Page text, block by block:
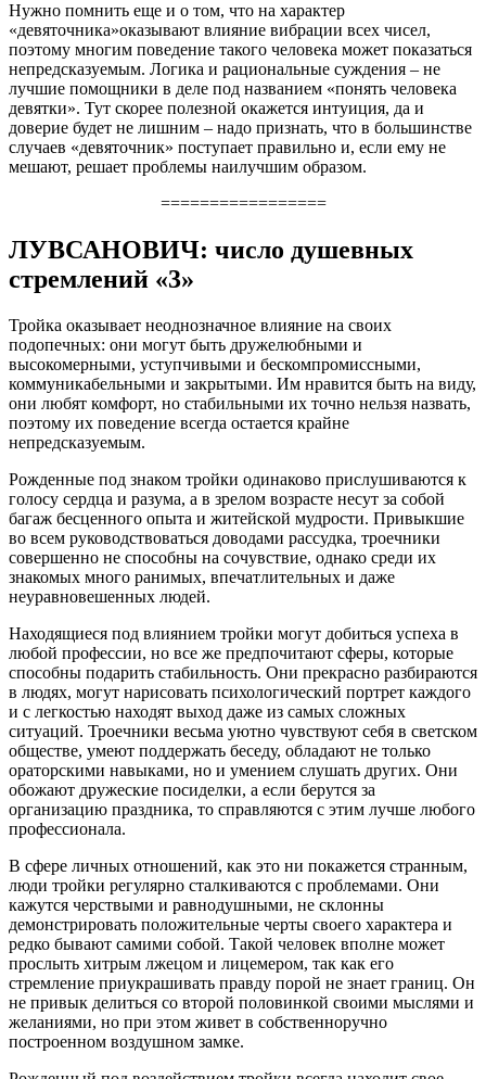
Нужно помнить еще и о том, что на характер
«девяточника»оказывают влияние вибрации всех чисел,
поэтому многим поведение такого человека может показаться
непредсказуемым. Логика и рациональные суждения – не
лучшие помощники в деле под названием «понять человека
девятки». Тут скорее полезной окажется интуиция, да и
доверие будет не лишним – надо признать, что в большинстве
случаев «девяточник» поступает правильно и, если ему не
мешают, решает проблемы наилучшим образом.
=================
ЛУВСАНОВИЧ: число душевных
стремлений «3»
Тройка оказывает неоднозначное влияние на своих
подопечных: они могут быть дружелюбными и
высокомерными, уступчивыми и бескомпромиссными,
коммуникабельными и закрытыми. Им нравится быть на виду,
они любят комфорт, но стабильными их точно нельзя назвать,
поэтому их поведение всегда остается крайне
непредсказуемым.
Рожденные под знаком тройки одинаково прислушиваются к
голосу сердца и разума, а в зрелом возрасте несут за собой
багаж бесценного опыта и житейской мудрости. Привыкшие
во всем руководствоваться доводами рассудка, троечники
совершенно не способны на сочувствие, однако среди их
знакомых много ранимых, впечатлительных и даже
неуравновешенных людей.
Находящиеся под влиянием тройки могут добиться успеха в
любой профессии, но все же предпочитают сферы, которые
способны подарить стабильность. Они прекрасно разбираются
в людях, могут нарисовать психологический портрет каждого
и с легкостью находят выход даже из самых сложных
ситуаций. Троечники весьма уютно чувствуют себя в светском
обществе, умеют поддержать беседу, обладают не только
ораторскими навыками, но и умением слушать других. Они
обожают дружеские посиделки, а если берутся за
организацию праздника, то справляются с этим лучше любого
профессионала.
В сфере личных отношений, как это ни покажется странным,
люди тройки регулярно сталкиваются с проблемами. Они
кажутся черствыми и равнодушными, не склонны
демонстрировать положительные черты своего характера и
редко бывают самими собой. Такой человек вполне может
прослыть хитрым лжецом и лицемером, так как его
стремление приукрашивать правду порой не знает границ. Он
не привык делиться со второй половинкой своими мыслями и
желаниями, но при этом живет в собственноручно
построенном воздушном замке.